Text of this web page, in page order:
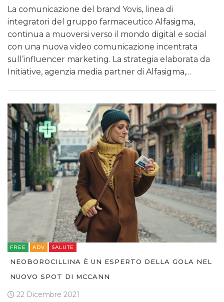
La comunicazione del brand Yovis, linea di
integratori del gruppo farmaceutico Alfasigma,
continua a muoversi verso il mondo digital e social
con una nuova video comunicazione incentrata
sull’influencer marketing. La strategia elaborata da
Initiative, agenzia media partner di Alfasigma,…
FREE ADV SALUTE
NEOBOROCILLINA È UN ESPERTO DELLA GOLA NEL
NUOVO SPOT DI MCCANN
22 Dicembre 2021